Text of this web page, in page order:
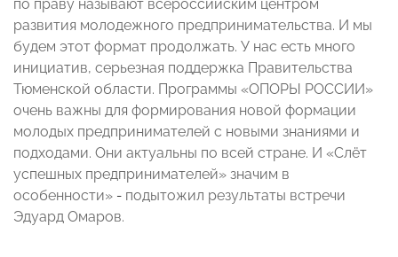
по праву называют всероссийским центром
развития молодежного предпринимательства. И мы
будем этот формат продолжать. У нас есть много
инициатив, серьезная поддержка Правительства
Тюменской области. Программы «ОПОРЫ РОССИИ»
очень важны для формирования новой формации
молодых предпринимателей с новыми знаниями и
подходами. Они актуальны по всей стране. И «Слёт
успешных предпринимателей» значим в
особенности» - подытожил результаты встречи
Эдуард Омаров.